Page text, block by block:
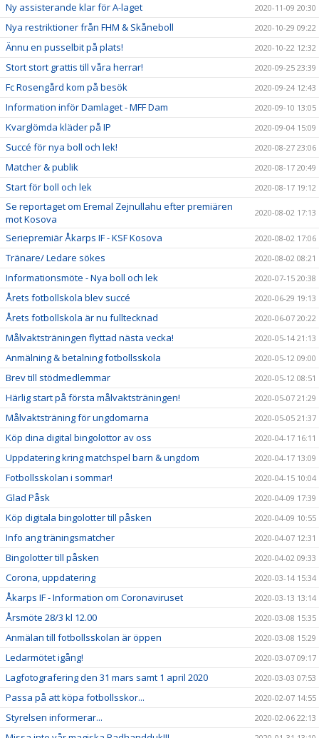
Ny assisterande klar för A-laget 2020-11-09 20:30
Nya restriktioner från FHM & Skåneboll 2020-10-29 09:22
Ännu en pusselbit på plats! 2020-10-22 12:32
Stort stort grattis till våra herrar! 2020-09-25 23:39
Fc Rosengård kom på besök 2020-09-24 12:43
Information inför Damlaget - MFF Dam 2020-09-10 13:05
Kvarglömda kläder på IP 2020-09-04 15:09
Succé för nya boll och lek! 2020-08-27 23:06
Matcher & publik 2020-08-17 20:49
Start för boll och lek 2020-08-17 19:12
Se reportaget om Eremal Zejnullahu efter premiären
mot Kosova
2020-08-02 17:13
Seriepremiär Åkarps IF - KSF Kosova 2020-08-02 17:06
Tränare/ Ledare sökes 2020-08-02 08:21
Informationsmöte - Nya boll och lek 2020-07-15 20:38
Årets fotbollskola blev succé 2020-06-29 19:13
Årets fotbollskola är nu fulltecknad 2020-06-07 20:22
Målvaktsträningen flyttad nästa vecka! 2020-05-14 21:13
Anmälning & betalning fotbollsskola 2020-05-12 09:00
Brev till stödmedlemmar 2020-05-12 08:51
Härlig start på första målvaktsträningen! 2020-05-07 21:29
Målvaktsträning för ungdomarna 2020-05-05 21:37
Köp dina digital bingolottor av oss 2020-04-17 16:11
Uppdatering kring matchspel barn & ungdom 2020-04-17 13:09
Fotbollsskolan i sommar! 2020-04-15 10:04
Glad Påsk 2020-04-09 17:39
Köp digitala bingolotter till påsken 2020-04-09 10:55
Info ang träningsmatcher 2020-04-07 12:31
Bingolotter till påsken 2020-04-02 09:33
Corona, uppdatering 2020-03-14 15:34
Åkarps IF - Information om Coronaviruset 2020-03-13 13:14
Årsmöte 28/3 kl 12.00 2020-03-08 15:35
Anmälan till fotbollsskolan är öppen 2020-03-08 15:29
Ledarmötet igång! 2020-03-07 09:17
Lagfotografering den 31 mars samt 1 april 2020 2020-03-03 07:53
Passa på att köpa fotbollsskor... 2020-02-07 14:55
Styrelsen informerar... 2020-02-06 22:13